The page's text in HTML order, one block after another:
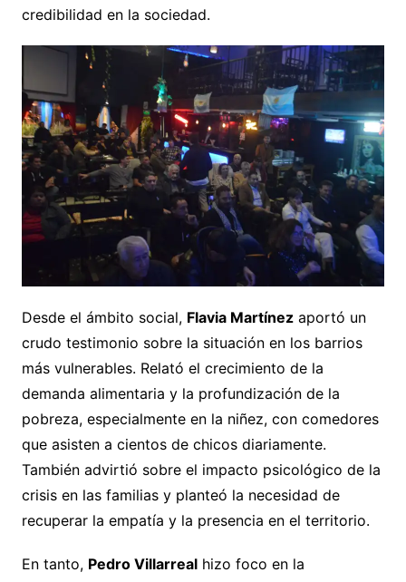
credibilidad en la sociedad.
Desde el ámbito social, Flavia Martínezaportó un
crudo testimonio sobre la situación en los barrios
más vulnerables. Relató el crecimiento de la
demanda alimentaria y la profundización de la
pobreza, especialmente en la niñez, con comedores
que asisten a cientos de chicos diariamente.
También advirtió sobre el impacto psicológico de la
crisis en las familias y planteó la necesidad de
recuperar la empatía y la presencia en el territorio.
En tanto, Pedro Villarrealhizo foco en la